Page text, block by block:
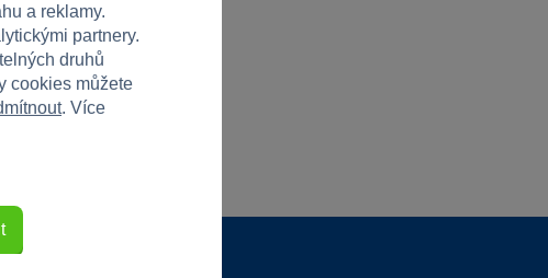
a reklamy.
partnery.
druhů
cookies můžete
. Více